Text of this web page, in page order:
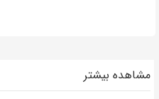
مشاهده بیشتر